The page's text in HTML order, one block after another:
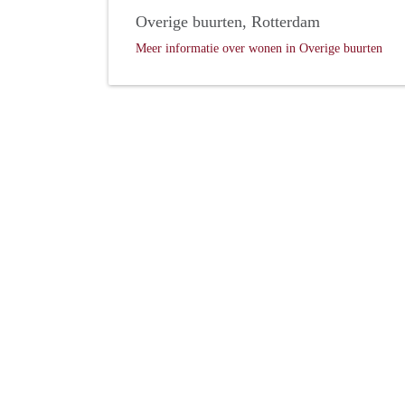
Overige buurten, Rotterdam
Meer informatie over wonen in Overige buurten